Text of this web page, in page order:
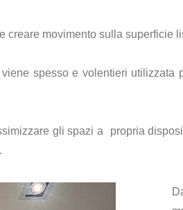
movimento sulla superficie
spesso e volentieri
gli spazi a propria